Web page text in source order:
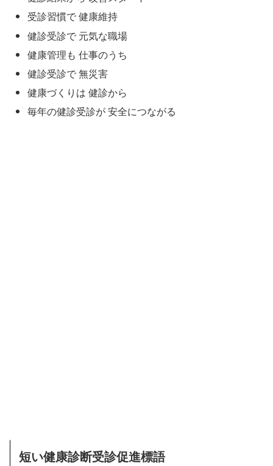
受診習慣で 健康維持
健診受診で 元気な職場
健康管理も 仕事のうち
健診受診で 無災害
健康づくりは 健診から
毎年の健診受診が 安全につながる
短い健康診断受診促進標語